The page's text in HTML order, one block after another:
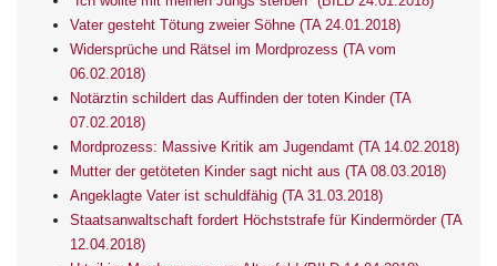
Vater gesteht Tötung zweier Söhne (TA 24.01.2018)
Widersprüche und Rätsel im Mordprozess (TA vom
06.02.2018)
Notärztin schildert das Auffinden der toten Kinder (TA
07.02.2018)
Mordprozess: Massive Kritik am Jugendamt (TA 14.02.2018)
Mutter der getöteten Kinder sagt nicht aus (TA 08.03.2018)
Angeklagte Vater ist schuldfähig (TA 31.03.2018)
Staatsanwaltschaft fordert Höchststrafe für Kindermörder (TA
12.04.2018)